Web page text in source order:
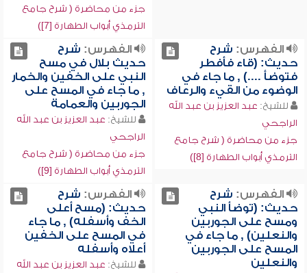
جزء من محاضرة ( شرح جامع
الترمذي أبواب الطهارة [7])
الفهرس: شرح
حديث: (قاء فأفطر
فتوضأ ....) , ما جاء في
الوضوء من القيء والرعاف
للشيخ: عبد العزيز بن عبد الله
الراجحي
جزء من محاضرة ( شرح جامع
الترمذي أبواب الطهارة [8])
الفهرس: شرح
حديث بلال في مسح
النبي على الخفين والخمار
, ما جاء في المسح على
الجوربين والعمامة
للشيخ: عبد العزيز بن عبد الله
الراجحي
جزء من محاضرة ( شرح جامع
الترمذي أبواب الطهارة [9])
الفهرس: شرح
حديث: (توضأ النبي
ومسح على الجوربين
والنعلين) , ما جاء في
المسح على الجوربين
والنعلين
الفهرس: شرح
حديث: (مسح أعلى
الخف وأسفله) , ما جاء
في المسح على الخفين
أعلاه وأسفله
للشيخ: عبد العزيز بن عبد الله